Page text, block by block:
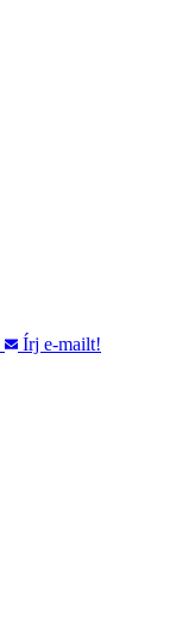
Írj e-mailt!